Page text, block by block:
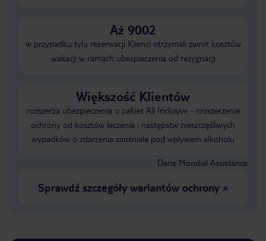
Aż 9002
w przypadku tylu rezerwacji Klienci otrzymali zwrot kosztów
wakacji w ramach ubezpieczenia od rezygnacji
Większość Klientów
rozszerza ubezpieczenia o pakiet All Inclusive - rozszerzenie
ochrony od kosztów leczenia i następstw nieszczęśliwych
wypadków o zdarzenia zaistniałe pod wpływem alkoholu
Dane Mondial Assistance
Sprawdź szczegóły wariantów ochrony»